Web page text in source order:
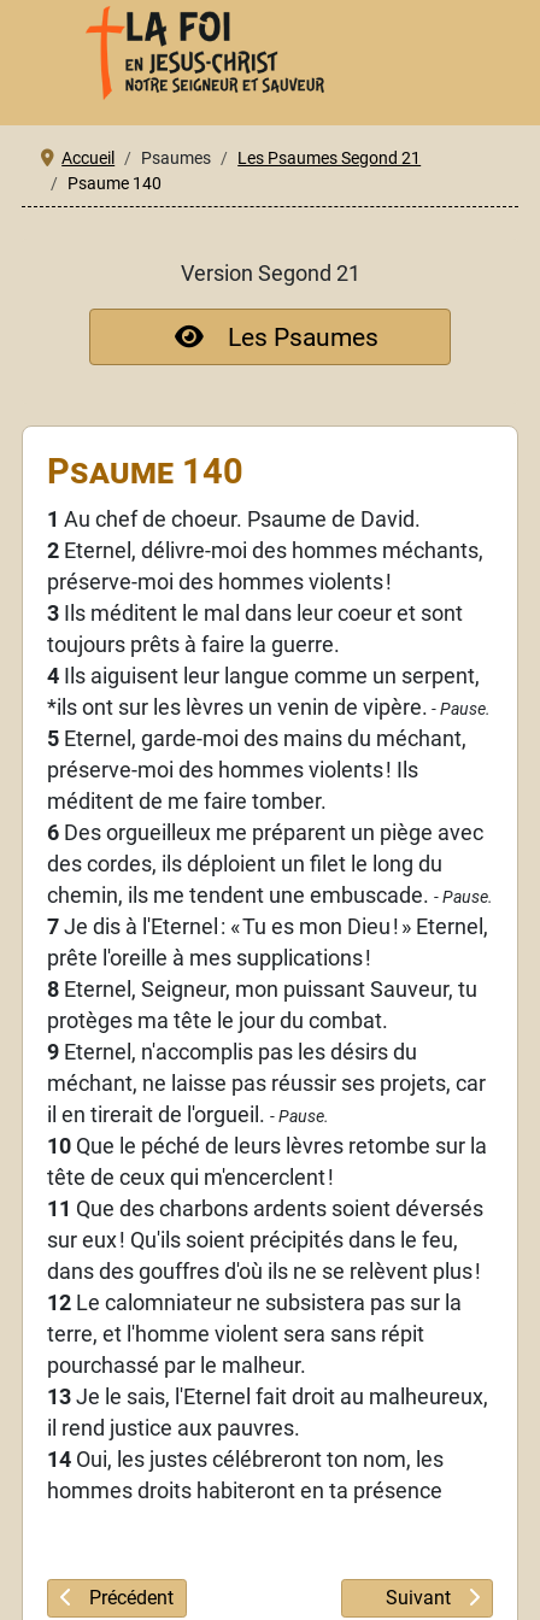
Accueil Psaumes
Les Psaumes Segond 21
Psaume 140
Version Segond 21
Les Psaumes
Psaume 140
1 Au chef de choeur. Psaume de David.
2Eternel, délivre-moi des hommes méchants,
préserve-moi des hommes violents!
3Ils méditent le mal dans leur coeur et sont
toujours prêts à faire la guerre.
4Ils aiguisent leur langue comme un serpent,
*ils ont sur les lèvres un venin de vipère. - Pause.
5Eternel, garde-moi des mains du méchant,
préserve-moi des hommes violents! Ils
méditent de me faire tomber.
6Des orgueilleux me préparent un piège avec
des cordes, ils déploient un filet le long du
chemin, ils me tendent une embuscade. - Pause.
7Je dis à l'Eternel : «Tu es mon Dieu ! » Eternel,
prête l'oreille à mes supplications!
8Eternel, Seigneur, mon puissant Sauveur, tu
protèges ma tête le jour du combat.
9Eternel, n'accomplis pas les désirs du
méchant, ne laisse pas réussir ses projets, car
il en tirerait de l'orgueil. - Pause.
10Que le péché de leurs lèvres retombe sur la
tête de ceux qui m'encerclent!
11 Que des charbons ardents soient déversés
sur eux! Qu'ils soient précipités dans le feu,
dans des gouffres d'où ils ne se relèvent plus!
12Le calomniateur ne subsistera pas sur la
terre, et l'homme violent sera sans répit
pourchassé par le malheur.
13Je le sais, l'Eternel fait droit au malheureux,
il rend justice aux pauvres.
14Oui, les justes célébreront ton nom, les
hommes droits habiteront en ta présence
Article précédent : Psaume 139
Précédent Article suivant :
Suivant